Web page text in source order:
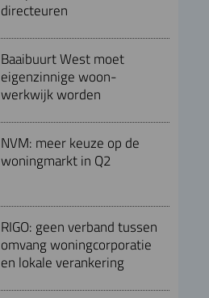
directeuren
Baaibuurt West moet
eigenzinnige woon-
werkwijk worden
NVM: meer keuze op de
woningmarkt in Q2
RIGO: geen verband tussen
omvang woningcorporatie
en lokale verankering